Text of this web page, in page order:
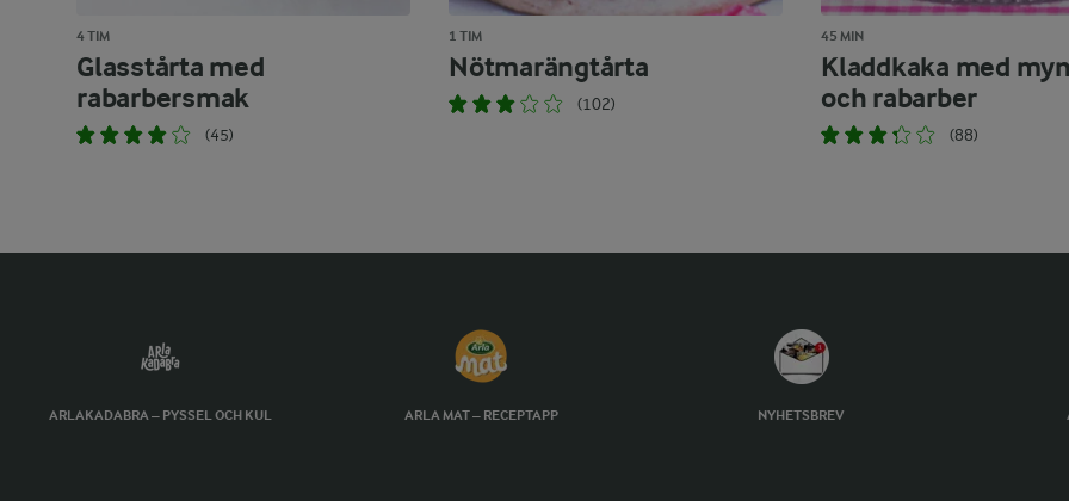
4 TIM
Glasstårta med
rabarbersmak
(45)
1 TIM
Nötmarängtårta
(102)
45 MIN
Kladdkaka med
och rabarber
(88)
ARLAKADABRA – PYSSEL OCH KUL ARLA MAT – RECEPTAPP NYHETSBREV